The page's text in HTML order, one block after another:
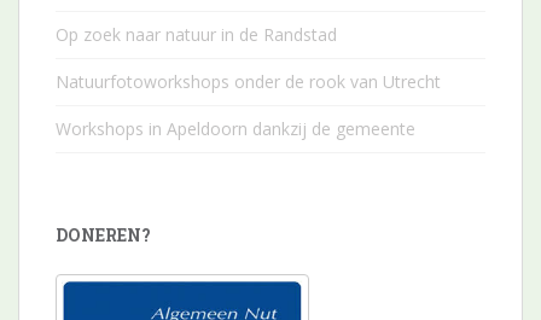
Op zoek naar natuur in de Randstad
Natuurfotoworkshops onder de rook van Utrecht
Workshops in Apeldoorn dankzij de gemeente
DONEREN?